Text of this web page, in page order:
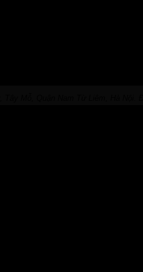
Mỗ, Quận Nam Từ Liêm, Hà Nội.